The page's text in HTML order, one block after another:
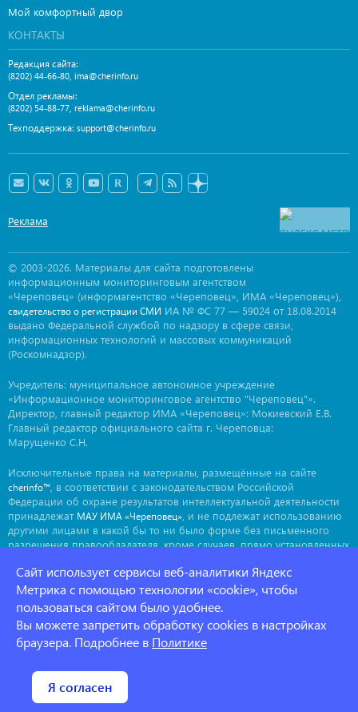
Мой комфортный двор
КОНТАКТЫ
Редакция сайта:
(8202) 44-66-80, ima@cherinfo.ru
Отдел рекламы:
(8202) 54-88-77, reklama@cherinfo.ru
Техподдержка: support@cherinfo.ru
Реклама
© 2003-2026. Материалы для сайта подготовлены
информационным мониторинговым агентством
«Череповец» (информагентство «Череповец», ИМА «Череповец»),
свидетельство о регистрации СМИ ИА № ФС 77 — 59024 от 18.08.2014
выдано Федеральной службой по надзору в сфере связи,
информационных технологий и массовых коммуникаций
(Роскомнадзор).
Учредитель: муниципальное автономное учреждение
«Информационное мониторинговое агентство "Череповец"».
Директор, главный редактор ИМА «Череповец»: Мокиевский Е.В.
Главный редактор официального сайта г. Череповца:
Марущенко С.Н.
Исключительные права на материалы, размещённые на сайте
cherinfo™ , в соответствии с законодательством Российской
Федерации об охране результатов интеллектуальной деятельности
принадлежат МАУ ИМА «Череповец» , и не подлежат использованию
другими лицами в какой бы то ни было форме без письменного
разрешения правообладателя, кроме случаев, прямо установленных
ima@cherinfo.ru. Мнение авторов может не совпадать с мнением
редакции.
При использовании материалов сайтаcherinfo™
является прямая, открытая для индексации гиперссылка на
страницу, с которой материал заимствован. Гиперссылка должна
размещаться непосредственно в тексте, воспроизводящем
оригинальный материал
Политика конфеденциальности
Сайт использует сервисы веб-аналитики Яндекс
Метрика с помощью технологии «cookie», чтобы
пользоваться сайтом было удобнее.
Вы можете запретить обработку cookies в настройках
браузера. Подробнее в Политике